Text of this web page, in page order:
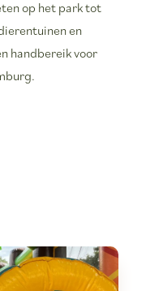
op het park tot
en
handbereik voor